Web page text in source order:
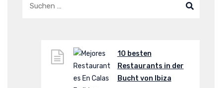
10 besten
Restaurants in der
Bucht von Ibiza